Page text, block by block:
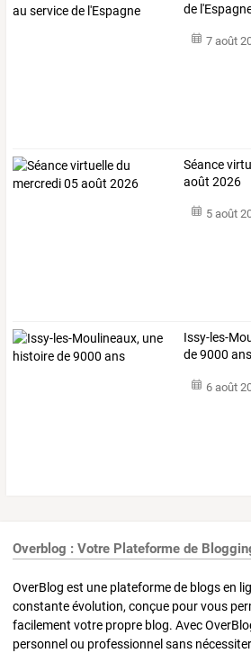
de
7 août
Séance
août 2026
5 août
Issy-les-
de 9000 ans
6 août
Overblog : Votre Plateforme de
OverBlog est une plateforme de blogs en
constante évolution, conçue pour vous
facilement votre propre blog. Avec
personnel ou professionnel sans